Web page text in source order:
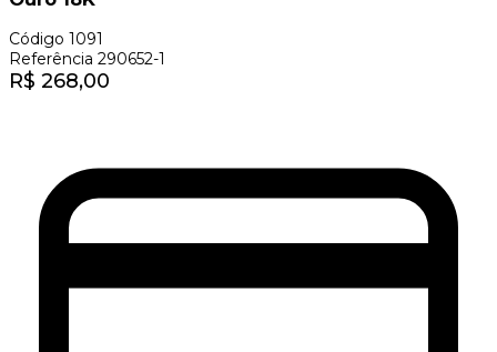
Código 1091
Referência 290652-1
R$ 268,00